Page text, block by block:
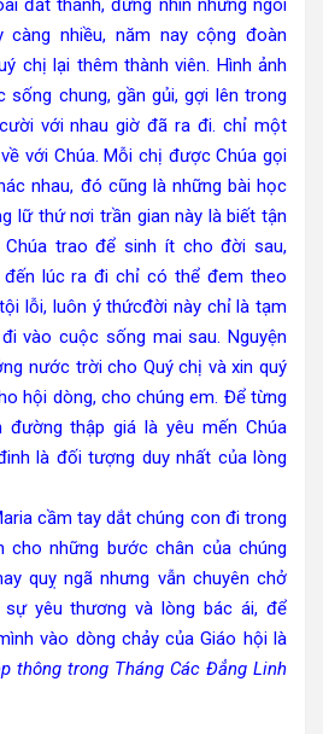
đất thánh, đứng nhìn những ngôi
càng nhiều, năm nay cộng đoàn
chị lại thêm thành viên. Hình ảnh
chung, gần gủi, gợi lên trong
với nhau giờ đã ra đi. chỉ một
với Chúa. Mỗi chị được Chúa gọi
nhau, đó cũng là những bài học
lữ thứ nơi trần gian này là biết tận
Chúa trao để sinh ít cho đời sau,
lúc ra đi chỉ có thể đem theo
lỗi, luôn ý thứcđời này chỉ là tạm
vào cuộc sống mai sau. Nguyện
nước trời cho Quý chị và xin quý
hội dòng, cho chúng em. Để từng
thập giá là yêu mến Chúa
là đối tượng duy nhất của lòng
cầm tay dắt chúng con đi trong
cho những bước chân của chúng
quỵ ngã nhưng vẫn chuyên chở
yêu thương và lòng bác ái, để
vào dòng chảy của Giáo hội là
thông trong Tháng Các Đẳng Linh